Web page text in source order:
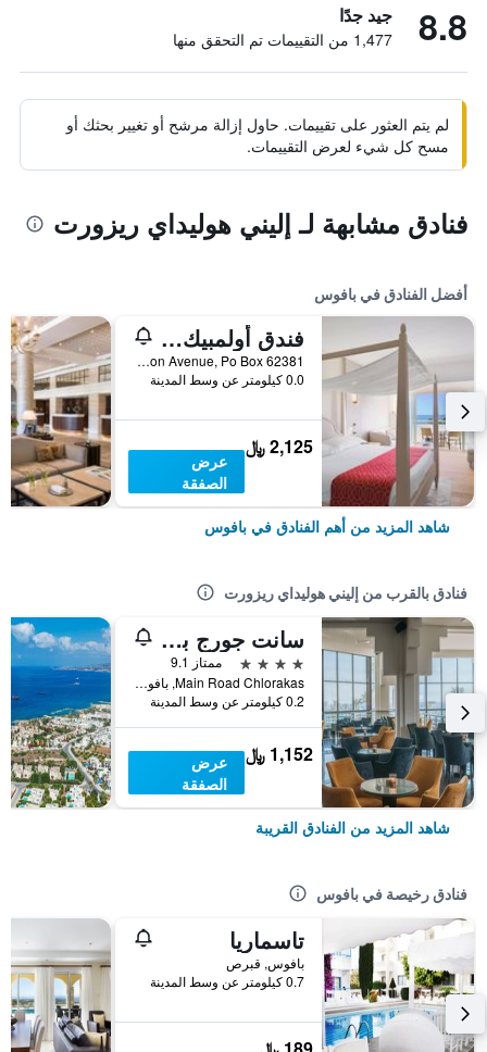
8.8 جيد جدًا
1,477 من التقييمات تم التحقق منها
لم يتم العثور على تقييمات. حاول إزالة مرشح أو تغيير بحثك أو
مسح كل شيء لعرض التقييمات.
فنادق مشابهة لـ إليني هوليداي ريزورت
أفضل الفنادق في بافوس
فندق أولمبيك لاغون ريزورت بافوس
Poseidon Avenue, Po Box 62381, بافوس, قبرص
0.0 كيلومتر عن وسط المدينة
2,125 ﷼
عرض
الصفقة
شاهد المزيد من أهم الفنادق في بافوس
فنادق بالقرب من إليني هوليداي ريزورت
سانت جورج بيتش هوتل آند سبا ريزورت
4 نجوم
ممتاز 9.1
Main Road Chlorakas, بافوس, قبرص
0.2 كيلومتر عن وسط المدينة
1,152 ﷼
عرض
الصفقة
شاهد المزيد من الفنادق القريبة
فنادق رخيصة في بافوس
تاسماريا
بافوس, قبرص
0.7 كيلومتر عن وسط المدينة